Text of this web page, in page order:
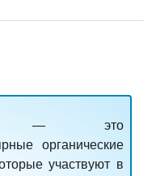
это
органические
участвуют в